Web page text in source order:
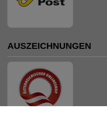
AUSZEICHNUNGEN